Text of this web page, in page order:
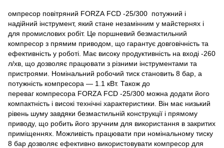
омпресор повітряний FORZA FCD -25/300 потужний і
надійний інструмент, який стане незамінним у майстернях і
для промислових робіт. Це поршневий безмастильний
компресор з прямим приводом, що гарантує довговічність та
ефективність у роботі. Має високу продуктивність на вході -260
л/хв, що дозволяє працювати з різними інструментами та
пристроями. Номінальний робочий тиск становить 8 бар, а
потужність компресора — 1.1 кВт. Також до
переваг компресора FORZA FCD -25/300 можна додати його
компактність і високі технічні характеристики. Він має низький
рівень шуму завдяки безмастильній конструкції і прямому
приводу, що робить його зручним для використання в закритих
приміщеннях. Можливість працювати при номінальному тиску
8 бар дозволяє ефективно використовувати компресор для